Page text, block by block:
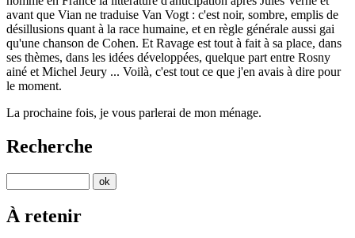
avant que Vian ne traduise Van Vogt : c'est noir, sombre, emplis de
désillusions quant à la race humaine, et en règle générale aussi gai
qu'une chanson de Cohen. Et Ravage est tout à fait à sa place, dans
ses thèmes, dans les idées développées, quelque part entre Rosny
ainé et Michel Jeury ... Voilà, c'est tout ce que j'en avais à dire pour
le moment.
La prochaine fois, je vous parlerai de mon ménage.
Recherche
À retenir